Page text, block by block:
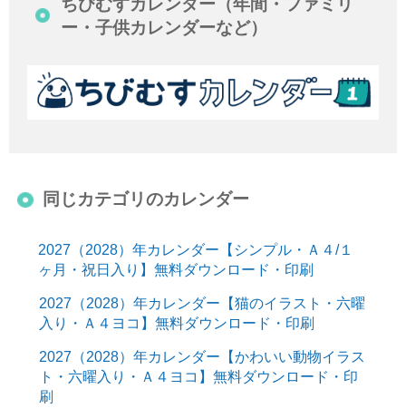
ちびむすカレンダー（年間・ファミリ
ー・子供カレンダーなど）
同じカテゴリのカレンダー
2027（2028）年カレンダー【シンプル・Ａ４/１
ヶ月・祝日入り】無料ダウンロード・印刷
2027（2028）年カレンダー【猫のイラスト・六曜
入り・Ａ４ヨコ】無料ダウンロード・印刷
2027（2028）年カレンダー【かわいい動物イラス
ト・六曜入り・Ａ４ヨコ】無料ダウンロード・印
刷